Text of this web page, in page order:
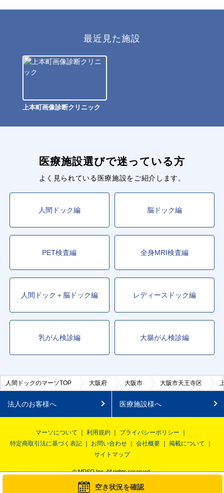
空き状況を確認
最近見た施設
上本町画像診断クリニック
医療施設選びで迷っている方
よく見られている医療施設をご紹介します。
人間ドック編 脳ドック編
PET検査編 全身MRI検査編
人間ドック＋脳ドック編 レディースドック編
乳がん検診編 大腸がん検診編
人間ドックのマーソTOP 大阪府 大阪市 大阪市天王寺区
法人のお客様へ 医療施設様へ
マーソについて 利用規約
プライバシーポリシー
特定商取引法に基づく表記
お問い合わせ 会社概要
掲載について
サイトマップ
© MRSO Inc. All rights reserved.